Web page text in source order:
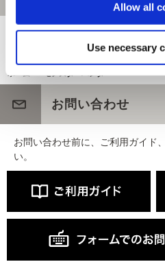
Allow all
Use necessary
[1～100件] 697
ホーム
お問い合わせ
お問い合わせ前に、ご利用ガイド
い。